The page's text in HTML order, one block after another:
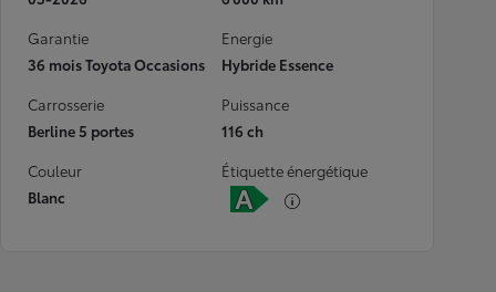
Garantie
36 mois Toyota Occasions
Energie
Hybride Essence
Carrosserie
Berline 5 portes
Puissance
116 ch
Couleur
Blanc
Étiquette énergétique